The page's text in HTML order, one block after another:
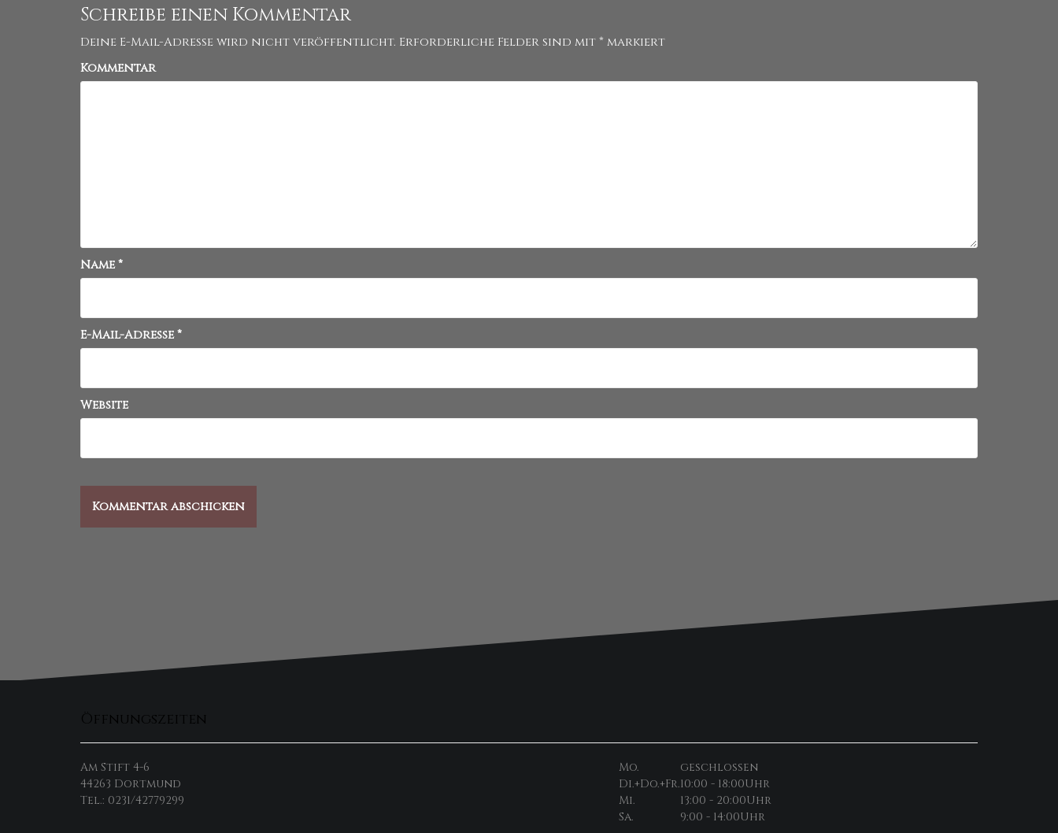
Schreibe einen Kommentar
Deine E-Mail-Adresse wird nicht veröffentlicht. Erforderliche Felder sind mit*markiert
Kommentar
Name*
E-Mail-Adresse*
Website
Öffnungszeiten
Mo.
geschlossen
Di.+Do.+Fr.10:00 - 18:00Uhr
Mi.
13:00 - 20:00Uhr
Sa.
9:00 - 14:00Uhr
Am Stift 4-6
44263 Dortmund
Tel.: 0231/42779299